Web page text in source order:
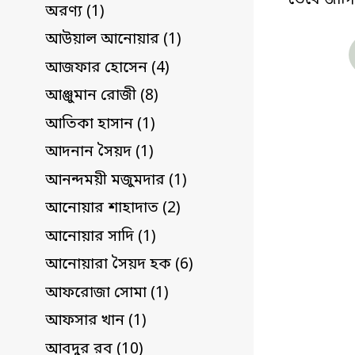
অরণ্য (1)
আউয়াল আনোয়ার (1)
আজফার হোসেন (4)
আঞ্জুমান রোজী (8)
আতিকা হাসান (1)
আদনান সৈয়দ (1)
আনন্দময়ী মজুমদার (1)
আনোয়ার শাহাদাত (2)
আনোয়ার সাদি (1)
আনোয়ারা সৈয়দ হক (6)
আফরোজা সোমা (1)
আফসার খান (1)
আবদুর রব (10)